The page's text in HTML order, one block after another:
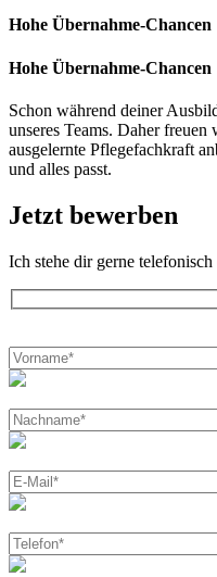
Hohe Übernahme-Chancen
Hohe Übernahme-Chancen
Schon während deiner
unseres Teams. Daher
ausgelernte Pflegefachkraft
und alles passt.
Jetzt bewerben
Ich stehe dir gerne
lasse
dieses
leer.